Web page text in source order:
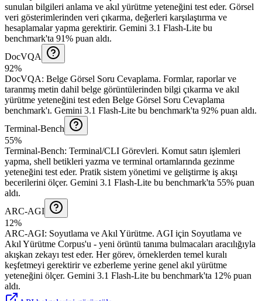
sunulan bilgileri anlama ve akıl yürütme yeteneğini test eder. Görsel
veri gösterimlerinden veri çıkarma, değerleri karşılaştırma ve
hesaplamalar yapma gerektirir. Gemini 3.1 Flash-Lite bu
benchmark'ta 91% puan aldı.
DocVQA
92%
DocVQA: Belge Görsel Soru Cevaplama. Formlar, raporlar ve
taranmış metin dahil belge görüntülerinden bilgi çıkarma ve akıl
yürütme yeteneğini test eden Belge Görsel Soru Cevaplama
benchmark'ı. Gemini 3.1 Flash-Lite bu benchmark'ta 92% puan aldı.
Terminal-Bench
55%
Terminal-Bench: Terminal/CLI Görevleri. Komut satırı işlemleri
yapma, shell betikleri yazma ve terminal ortamlarında gezinme
yeteneğini test eder. Pratik sistem yönetimi ve geliştirme iş akışı
becerilerini ölçer. Gemini 3.1 Flash-Lite bu benchmark'ta 55% puan
aldı.
ARC-AGI
12%
ARC-AGI: Soyutlama ve Akıl Yürütme. AGI için Soyutlama ve
Akıl Yürütme Corpus'u - yeni örüntü tanıma bulmacaları aracılığıyla
akışkan zekayı test eder. Her görev, örneklerden temel kuralı
keşfetmeyi gerektirir ve ezberleme yerine genel akıl yürütme
yeteneğini ölçer. Gemini 3.1 Flash-Lite bu benchmark'ta 12% puan
aldı.